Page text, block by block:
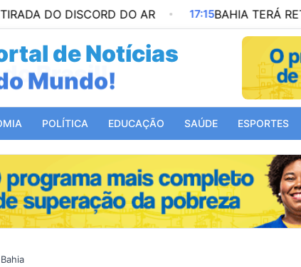
DO AR 17:15BAHIA TERÁ RETORNO DE
de Notícias
Mundo!
POLÍTICA EDUCAÇÃO SAÚDE ESPORTES